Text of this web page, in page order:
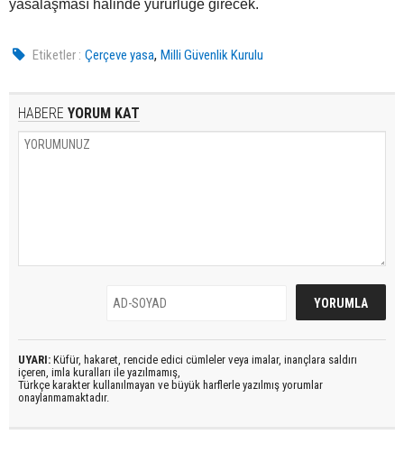
yasalaşması halinde yürürlüğe girecek.
Etiketler : Çerçeve yasa,Milli Güvenlik Kurulu
HABERE YORUM KAT
UYARI: Küfür, hakaret, rencide edici cümleler veya imalar, inançlara saldırı
içeren, imla kuralları ile yazılmamış,
Türkçe karakter kullanılmayan ve büyük harflerle yazılmış yorumlar
onaylanmamaktadır.